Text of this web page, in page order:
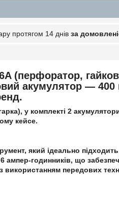
протягом 14 днів за
(перфоратор,
акумулятор — 400
у комплекті 2
кейсе.
який ідеально
годинників, що
використанням передових